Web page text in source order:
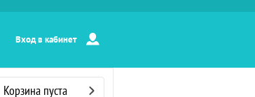
Вход в кабинет
Корзина пуста